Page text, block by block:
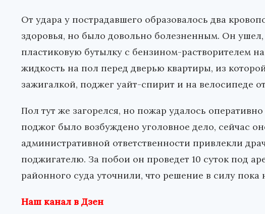
От удара у пострадавшего образовалось два
здоровья, но было довольно болезненным. Он
пластиковую бутылку с бензином-растворителем
жидкость на пол перед дверью квартиры, из
зажигалкой, поджег уайт-спирит и на велосипеде
Пол тут же загорелся, но пожар удалось
поджог было возбуждено уголовное дело, сейчас
административной ответственности привлекли
поджигателю. За побои он проведет 10 суток под
районного суда уточнили, что решение в силу пока
Наш канал в Дзен